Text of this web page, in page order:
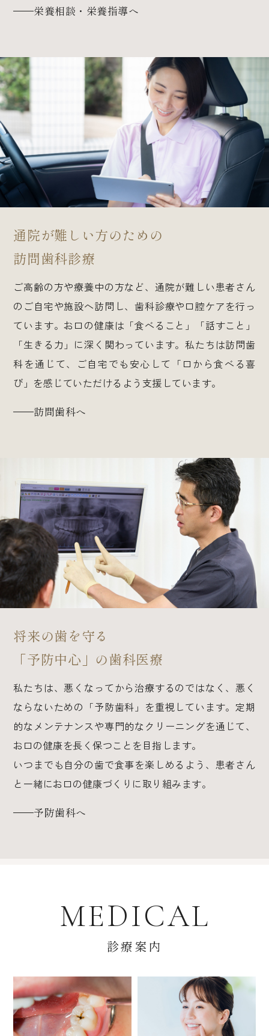
栄養相談・栄養指導へ
通院が難しい方のための
訪問歯科診療
ご高齢の方や療養中の方など、通院が難しい患者さん
のご自宅や施設へ訪問し、歯科診療や口腔ケアを行っ
ています。お口の健康は「食べること」「話すこと」
「生きる力」に深く関わっています。私たちは訪問歯
科を通じて、ご自宅でも安心して「口から食べる喜
び」を感じていただけるよう支援しています。
訪問歯科へ
将来の歯を守る
「予防中心」の歯科医療
私たちは、悪くなってから治療するのではなく、悪く
ならないための「予防歯科」を重視しています。定期
的なメンテナンスや専門的なクリーニングを通じて、
お口の健康を長く保つことを目指します。
いつまでも自分の歯で食事を楽しめるよう、患者さん
と一緒にお口の健康づくりに取り組みます。
予防歯科へ
MEDICAL
診療案内